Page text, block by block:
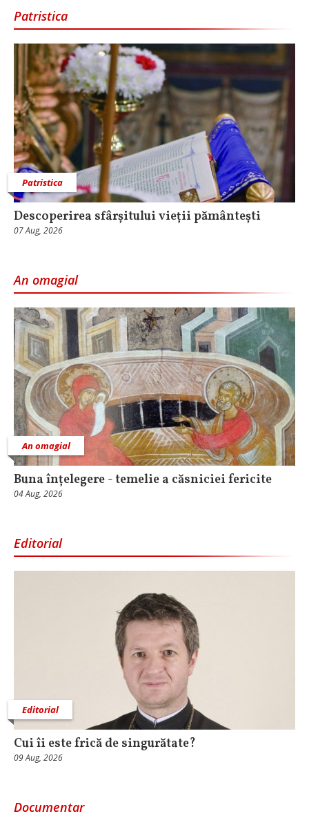
Patristica
Patristica
Descoperirea sfârșitului vieții pământești
07 Aug, 2026
An omagial
An omagial
Buna înțelegere - temelie a căsniciei fericite
04 Aug, 2026
Editorial
Editorial
Cui îi este frică de singurătate?
09 Aug, 2026
Documentar